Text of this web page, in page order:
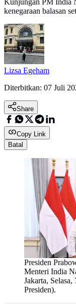
Kunjungan PM India
kenegaraan balasan
Lizsa Egeham
Diterbitkan: 07 Juli
Share
Copy Link
Batal
Presiden
Menteri India
Jakarta,
Presiden).